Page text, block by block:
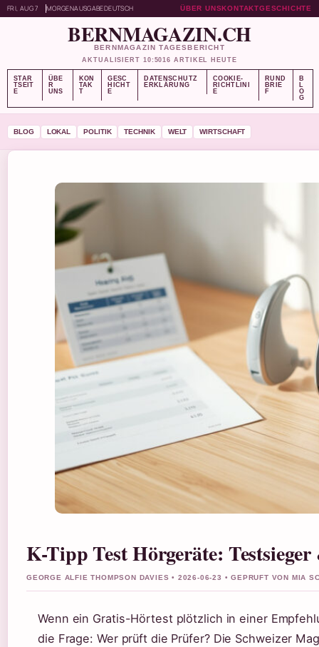
FRI, AUG 7 MORGENAUSGABEDEUTSCH ÜBER UNSKONTAKTGESCHICHTE
BERNMAGAZIN.CH
BERNMAGAZIN TAGESBERICHT
AKTUALISIERT 10:5016 ARTIKEL HEUTE
STAR
TSEIT
E
ÜBE
R
UNS
KON
TAK
T
GESC
HICHT
E
DATENSCHUTZ
ERKLÄRUNG
COOKIE-
RICHTLINI
E
RUND
BRIE
F
B
L
O
G
BLOG LOKAL POLITIK TECHNIK WELT WIRTSCHAFT
K-Tipp Test Hörgeräte:
GEORGE ALFIE THOMPSON DAVIES • 2026-06-23 • GEPRUFT VON MIA
Wenn ein Gratis-Hörtest plötzlich in einer
die Frage: Wer prüft die Prüfer? Die Schweizer